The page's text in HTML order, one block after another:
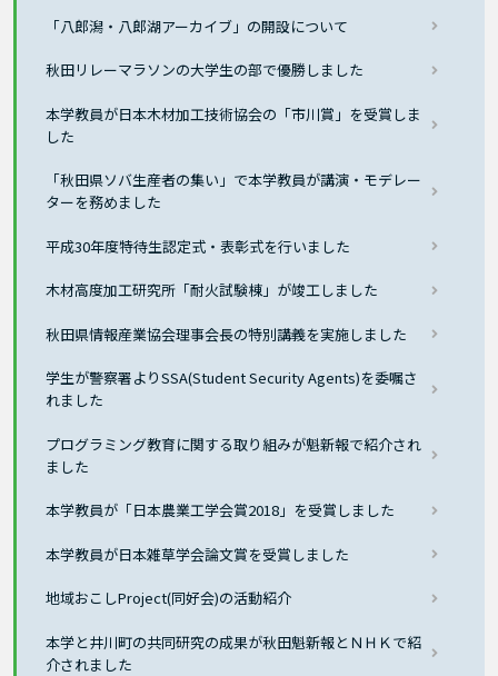
「八郎潟・八郎湖アーカイブ」の開設について
秋田リレーマラソンの大学生の部で優勝しました
本学教員が日本木材加工技術協会の「市川賞」を受賞しま
した
「秋田県ソバ生産者の集い」で本学教員が講演・モデレー
ターを務めました
平成30年度特待生認定式・表彰式を行いました
木材高度加工研究所「耐火試験棟」が竣工しました
秋田県情報産業協会理事会長の特別講義を実施しました
学生が警察署よりSSA(Student Security Agents)を委嘱さ
れました
プログラミング教育に関する取り組みが魁新報で紹介され
ました
本学教員が「日本農業工学会賞2018」を受賞しました
本学教員が日本雑草学会論文賞を受賞しました
地域おこしProject(同好会)の活動紹介
本学と井川町の共同研究の成果が秋田魁新報とＮＨＫで紹
介されました